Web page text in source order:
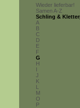
Wieder lieferbar!
Samen A-Z
Schling &
A
B
C
D
E
F
G
H
I
J
K
L
M
O
P